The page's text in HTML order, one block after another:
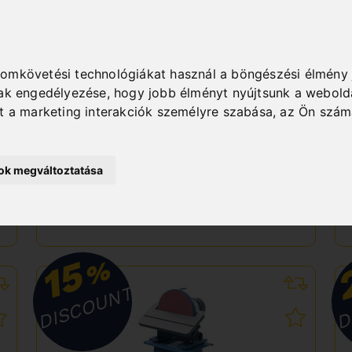
technológiákat használ a böngészési
engedélyezése, hogy jobb élményt nyújtsunk a
a marketing interakciók személyre szabása,az Ön
megváltoztatása
230 V + KÉTTENGELYES
DIGITÁLIS KIJELZŐ ES-12 V
Art. No. : 03-1242
incl. 20% VAT
15%
DISCOUNT